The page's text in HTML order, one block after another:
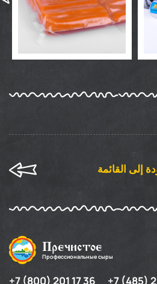
إلى القائمة
Пречистое
Профессиональные сыры
+7 (800) 201 17 36 +7 (485)